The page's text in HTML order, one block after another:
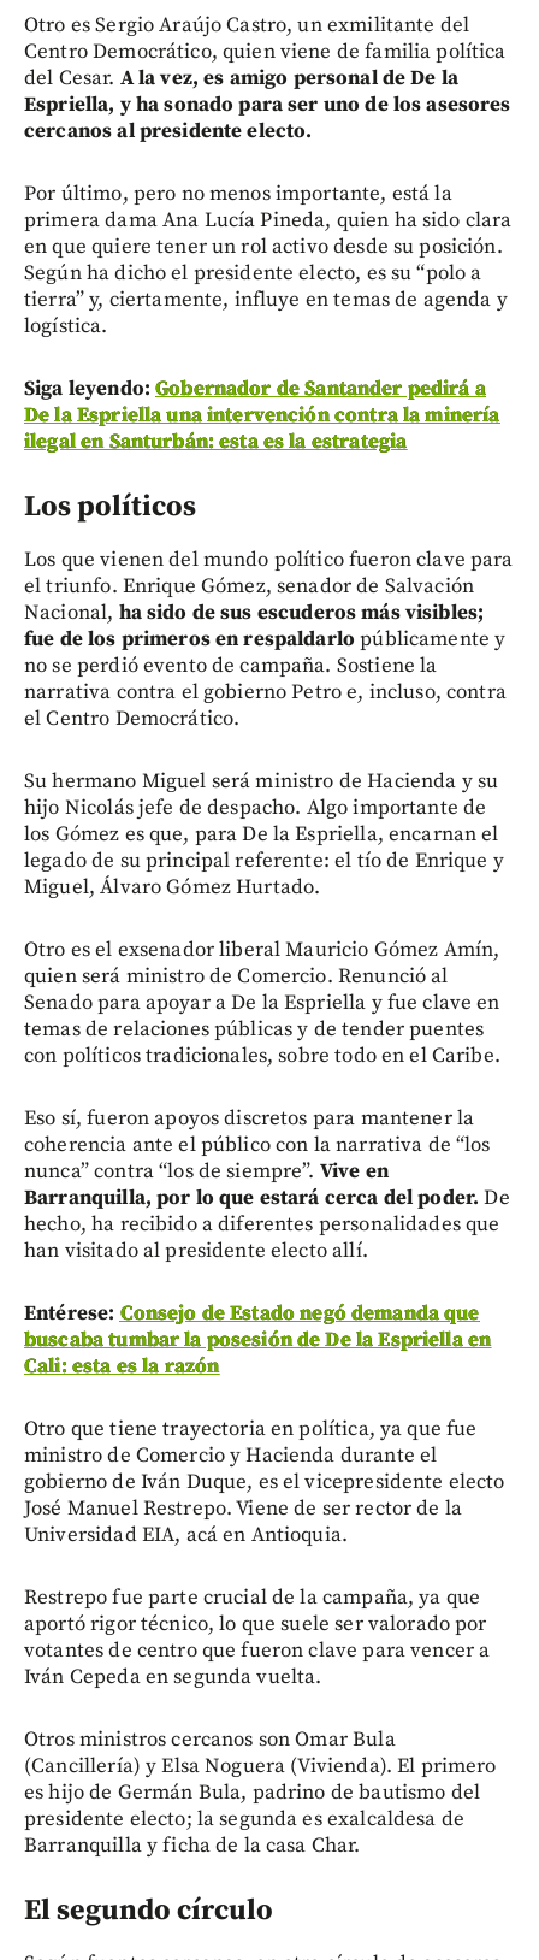
Otro es Sergio Araújo Castro, un exmilitante del
Centro Democrático, quien viene de familia política
del Cesar. A la vez, es amigo personal de De la
Espriella, y ha sonado para ser uno de los asesores
cercanos al presidente electo.
Por último, pero no menos importante, está la
primera dama Ana Lucía Pineda, quien ha sido clara
en que quiere tener un rol activo desde su posición.
Según ha dicho el presidente electo, es su “polo a
tierra” y, ciertamente, influye en temas de agenda y
logística.
Siga leyendo:Gobernador de Santander pedirá a
De la Espriella una intervención contra la minería
ilegal en Santurbán: esta es la estrategia
Los políticos
Los que vienen del mundo político fueron clave para
el triunfo. Enrique Gómez, senador de Salvación
Nacional, ha sido de sus escuderos más visibles;
fue de los primeros en respaldarlo públicamente y
no se perdió evento de campaña. Sostiene la
narrativa contra el gobierno Petro e, incluso, contra
el Centro Democrático.
Su hermano Miguel será ministro de Hacienda y su
hijo Nicolás jefe de despacho. Algo importante de
los Gómez es que, para De la Espriella, encarnan el
legado de su principal referente: el tío de Enrique y
Miguel, Álvaro Gómez Hurtado.
Otro es el exsenador liberal Mauricio Gómez Amín,
quien será ministro de Comercio. Renunció al
Senado para apoyar a De la Espriella y fue clave en
temas de relaciones públicas y de tender puentes
con políticos tradicionales, sobre todo en el Caribe.
Eso sí, fueron apoyos discretos para mantener la
coherencia ante el público con la narrativa de “los
nunca” contra “los de siempre”. Vive en
Barranquilla, por lo que estará cerca del poder.De
hecho, ha recibido a diferentes personalidades que
han visitado al presidente electo allí.
Entérese: Consejo de Estado negó demanda que
buscaba tumbar la posesión de De la Espriella en
Cali: esta es la razón
Otro que tiene trayectoria en política, ya que fue
ministro de Comercio y Hacienda durante el
gobierno de Iván Duque, es el vicepresidente electo
José Manuel Restrepo. Viene de ser rector de la
Universidad EIA, acá en Antioquia.
Restrepo fue parte crucial de la campaña, ya que
aportó rigor técnico, lo que suele ser valorado por
votantes de centro que fueron clave para vencer a
Iván Cepeda en segunda vuelta.
Otros ministros cercanos son Omar Bula
(Cancillería) y Elsa Noguera (Vivienda). El primero
es hijo de Germán Bula, padrino de bautismo del
presidente electo; la segunda es exalcaldesa de
Barranquilla y ficha de la casa Char.
El segundo círculo